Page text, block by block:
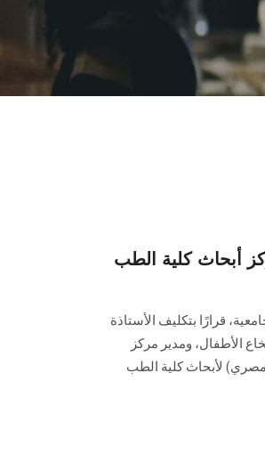
أبحاث كلية الطب
قرارًا بتكليف الأستاذة
الأطفال، ومدير مركز
(مصري) لأبحاث كلية الطب